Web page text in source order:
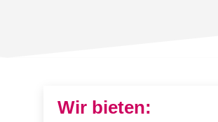
Wir bieten: